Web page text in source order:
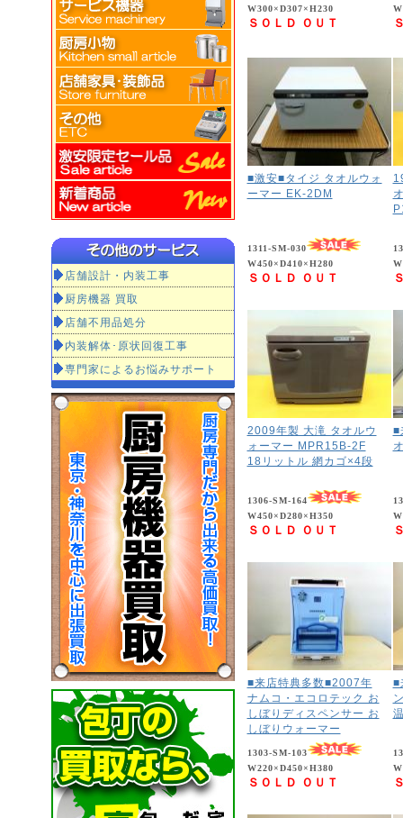
店舗設計・内装工事
厨房機器 買取
店舗不用品処分
内装解体･原状回復工事
専門家によるお悩みサポート
W300×D307×H230
ＳＯＬＤ ＯＵＴ
■激安■タイジ タオルウォ
ーマー EK-2DM
1311-SM-030
W450×D410×H280
ＳＯＬＤ ＯＵＴ
2009年製 大滝 タオルウ
ォーマー MPR15B-2F
18リットル 網カゴ×4段
1306-SM-164
W450×D280×H350
ＳＯＬＤ ＯＵＴ
■
■来店特典多数■2007年
ナムコ・エコロテック お
しぼりディスペンサー お
しぼりウォーマー
1303-SM-103
W220×D450×H380
ＳＯＬＤ ＯＵＴ
■